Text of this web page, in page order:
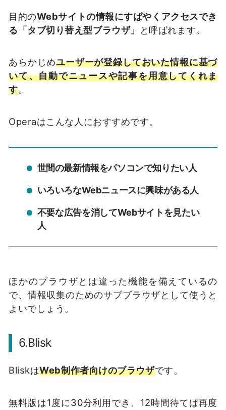
目的のWebサイトの情報にすばやくアクセスでき
る「タブ切り替え型ブラウザ」
と呼ばれます。
あらかじめユーザーが登録しておいた情報に基づ
いて、自動でニュースや記事を用意してくれま
す。
Operaはこんな人におすすめです。
世間の最新情報をパソコンで知りたい人
いろいろなWebニュースに興味がある人
不要な広告を消してWebサイトを見たい
人
ほかのブラウザとは違った機能を備えているの
で、情報収集のためのサブブラウザとして使うと
よいでしょう。
6.Blisk
BliskはWeb制作者向けのブラウザです。
無料版は1度に30分利用でき、12時間待てば再度